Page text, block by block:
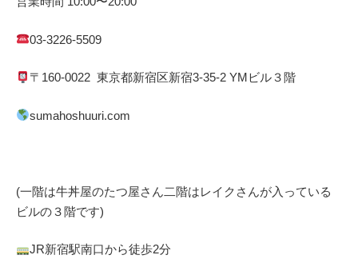
03-3226-5509
〒 160-0022 東京都新宿区新宿3-35-2 YMビル３階
sumahoshuuri.com
(一階は牛丼屋のたつ屋さん二階はレイクさんが入っている
ビルの３階です)
JR新宿駅南口から徒歩2分